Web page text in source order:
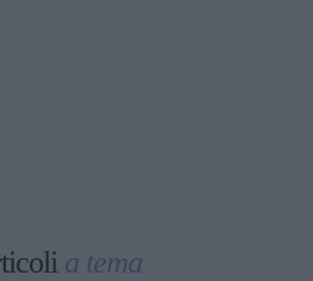
a tema